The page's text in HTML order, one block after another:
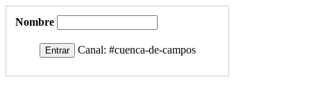
Nombre
Canal: #cuenca-de-campos